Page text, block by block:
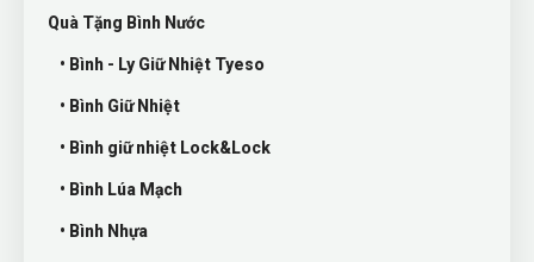
Quà Tặng Bình Nước
• Bình - Ly Giữ Nhiệt Tyeso
• Bình Giữ Nhiệt
• Bình giữ nhiệt Lock&Lock
• Bình Lúa Mạch
• Bình Nhựa